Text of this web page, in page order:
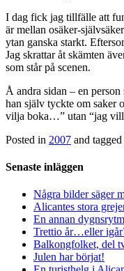
I dag fick jag tillfälle att
är mellan osäker-
ytan ganska starkt.
Jag skrattar åt skämten
som står på scenen.
Å andra sidan – en
han själv tyckte om saker
vilja boka…” utan “jag vill
Posted in 2007 and tagged
Senaste inläggen
Några bilder säger
Alicantes stora
En annan dygnsrytm
Trettio år…eller
Balkongfolket, del
Julen har börjat!